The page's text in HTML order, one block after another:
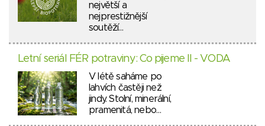
největší a
nejprestižnější
soutěží…
Letní seriál FÉR potraviny: Co pijeme II - VODA
V létě saháme po
lahvích častěji než
jindy. Stolní, minerální,
pramenitá, nebo…